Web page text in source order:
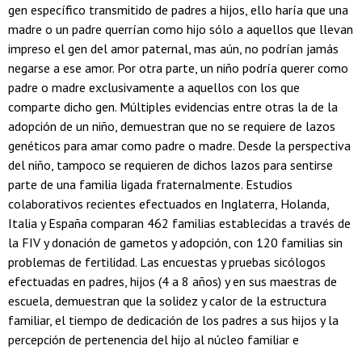
gen específico transmitido de padres a hijos, ello haría que una
madre o un padre querrían como hijo sólo a aquellos que llevan
impreso el gen del amor paternal, mas aún, no podrían jamás
negarse a ese amor. Por otra parte, un niño podría querer como
padre o madre exclusivamente a aquellos con los que
comparte dicho gen. Múltiples evidencias entre otras la de la
adopción de un niño, demuestran que no se requiere de lazos
genéticos para amar como padre o madre. Desde la perspectiva
del niño, tampoco se requieren de dichos lazos para sentirse
parte de una familia ligada fraternalmente. Estudios
colaborativos recientes efectuados en Inglaterra, Holanda,
Italia y España comparan 462 familias establecidas a través de
la FIV y donación de gametos y adopción, con 120 familias sin
problemas de fertilidad. Las encuestas y pruebas sicólogos
efectuadas en padres, hijos (4 a 8 años) y en sus maestras de
escuela, demuestran que la solidez y calor de la estructura
familiar, el tiempo de dedicación de los padres a sus hijos y la
percepción de pertenencia del hijo al núcleo familiar e